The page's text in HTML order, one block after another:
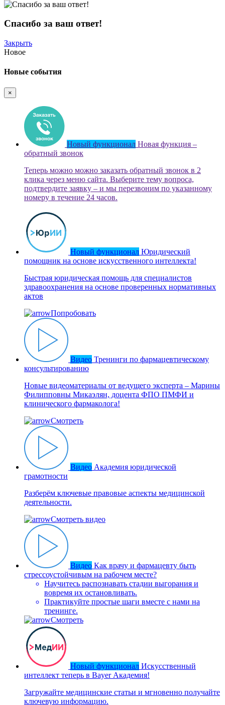
Спасибо за ваш ответ!
Закрыть
Новое
Новые события
×
Новый функционал Новая функция –
обратный звонок
Теперь можно можно заказать обратный звонок в 2
клика через меню сайта. Выберите тему вопроса,
подтвердите заявку – и мы перезвоним по указанному
номеру в течение 24 часов.
Новый функционал Юридический
помощник на основе искусственного интеллекта!
Быстрая юридическая помощь для специалистов
здравоохранения на основе проверенных нормативных
актов
Попробовать
Видео Тренинги по фармацевтическому
консультированию
Новые видеоматериалы от ведущего эксперта – Марины
Филипповны Микаэлян, доцента ФПО ПМФИ и
клинического фармаколога!
Смотреть
Видео Академия юридической
грамотности
Разберём ключевые правовые аспекты медицинской
деятельности.
Смотреть видео
Видео Как врачу и фармацевту быть
стрессоустойчивым на рабочем месте?
Научитесь распознавать стадии выгорания и
вовремя их остановливать.
Практикуйте простые шаги вместе с нами на
тренинге.
Смотреть
Новый функционал Искусственный
интеллект теперь в Bayer Академия!
Загружайте медицинские статьи и мгновенно получайте
ключевую информацию.